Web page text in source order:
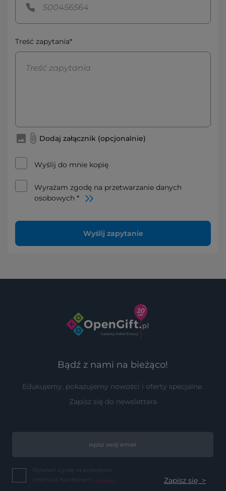
Treść zapytania*
Dodaj załącznik (opcjonalnie)
Wyślij do mnie kopię
Wyrażam zgodę na przetwarzanie danych
osobowych *
Wyślij zapytanie
Bądź z nami na bieżąco!
Edukujemy, pokazujemy nowości i oferty specjalne.
Zapisz się do newslettera
Wyrażam zgodę na przesyłanie
informacji handlowych... (więcej)